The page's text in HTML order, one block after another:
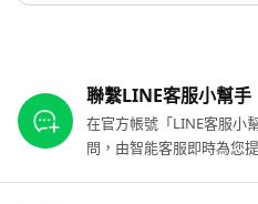
聯繫LINE客服小幫手
在官方帳號「LINE客服小
問，由智能客服即時為您